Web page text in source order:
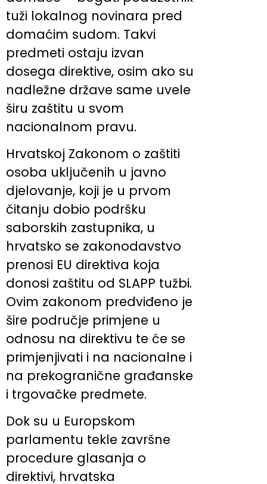
tuži lokalnog novinara pred
domaćim sudom. Takvi
predmeti ostaju izvan
dosega direktive, osim ako su
nadležne države same uvele
širu zaštitu u svom
nacionalnom pravu.
Hrvatskoj Zakonom o zaštiti
osoba uključenih u javno
djelovanje, koji je u prvom
čitanju dobio podršku
saborskih zastupnika, u
hrvatsko se zakonodavstvo
prenosi EU direktiva koja
donosi zaštitu od SLAPP tužbi.
Ovim zakonom predviđeno je
šire područje primjene u
odnosu na direktivu te će se
primjenjivati i na nacionalne i
na prekogranične građanske
i trgovačke predmete.
Dok su u Europskom
parlamentu tekle završne
procedure glasanja o
direktivi, hrvatska